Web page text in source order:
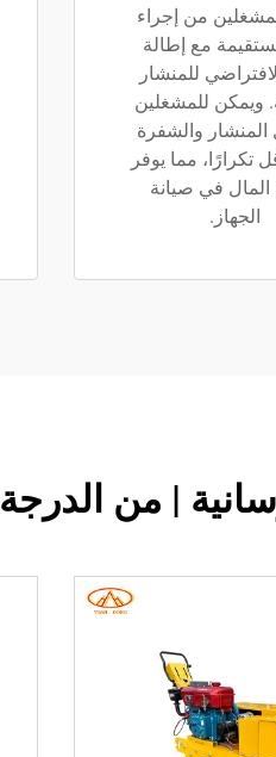
من إجراء
مع إطالة
للمنشار
ويمكن للمشغلين
المنشار والشفرة
تكرارًا، مما يوفر
المال في صيانة
الجهاز.
| من